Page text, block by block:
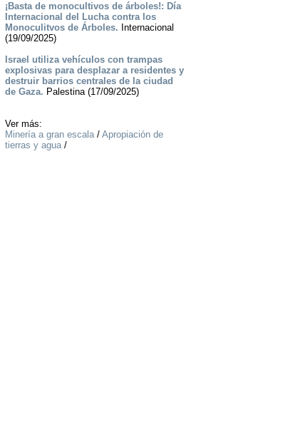
¡Basta de monocultivos de árboles!: Día
Internacional del Lucha contra los
Monoculitvos de Árboles. Internacional
(19/09/2025)
Israel utiliza vehículos con trampas
explosivas para desplazar a residentes y
destruir barrios centrales de la ciudad
de Gaza. Palestina (17/09/2025)
Ver más:
Minería a gran escala/ Apropiación de
tierras y agua/